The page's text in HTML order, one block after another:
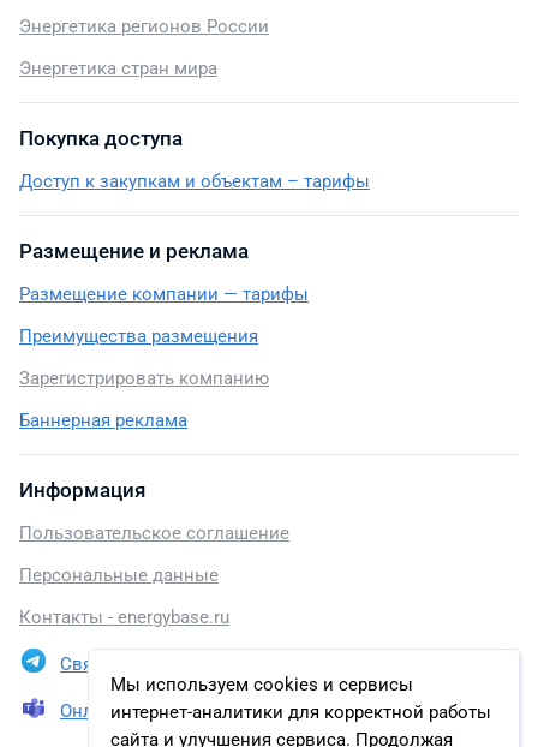
Мы используем cookies и сервисы
интернет-аналитики для корректной работы
сайта и улучшения сервиса. Продолжая
Энергетика регионов России
Энергетика стран мира
Покупка доступа
Доступ к закупкам и объектам – тарифы
Размещение и реклама
Размещение компании — тарифы
Преимущества размещения
Зарегистрировать компанию
Баннерная реклама
Информация
Пользовательское соглашение
Персональные данные
Контакты - energybase.ru
Связаться в Telegram
Онлайн презентация